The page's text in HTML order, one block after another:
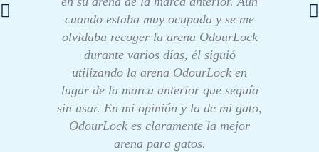
cuando estaba muy ocupada y se me
olvidaba recoger la arena OdourLock
durante varios días, él siguió
utilizando la arena OdourLock en
lugar de la marca anterior que seguía
sin usar. En mi opinión y la de mi gato,
OdourLock es claramente la mejor
arena para gatos.